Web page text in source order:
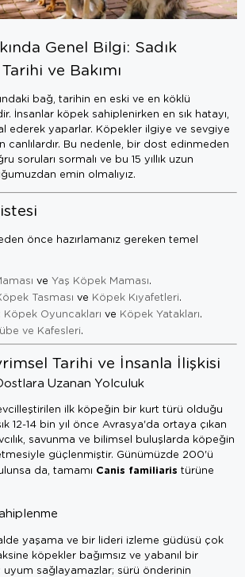
Genel Bilgi: Sadık
ve Bakımı
bağ, tarihin en eski ve en köklü
İnsanlar köpek sahiplenirken en sık hatayı,
ederek yaparlar. Köpekler ilgiye ve sevgiye
canlılardır. Bu nedenle, bir dost edinmeden
soruları sormalı ve bu 15 yıllık uzun
emin olmalıyız.
önce hazırlamanız gereken temel
ve Yaş Köpek Maması.
Tasması ve Köpek Kıyafetleri.
Köpek Oyuncakları ve Köpek Yatakları.
ve Kafesleri.
Tarihi ve İnsanla İlişkisi
Uzanan Yolculuk
ilk köpeğin bir kurt türü olduğu
12-14 bin yıl önce Avrasya'da ortaya çıkan
savunma ve bilimsel buluşlarda köpeğin
güçlenmiştir. Günümüzde 200'ü
da, tamamı Canis familiaris türüne
yaşama ve bir lideri izleme güdüsü çok
köpekler bağımsız ve yabanıl bir
sağlayamazlar; sürü önderinin